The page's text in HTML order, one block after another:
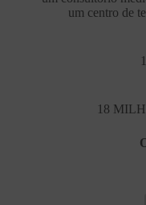
um centro de
18